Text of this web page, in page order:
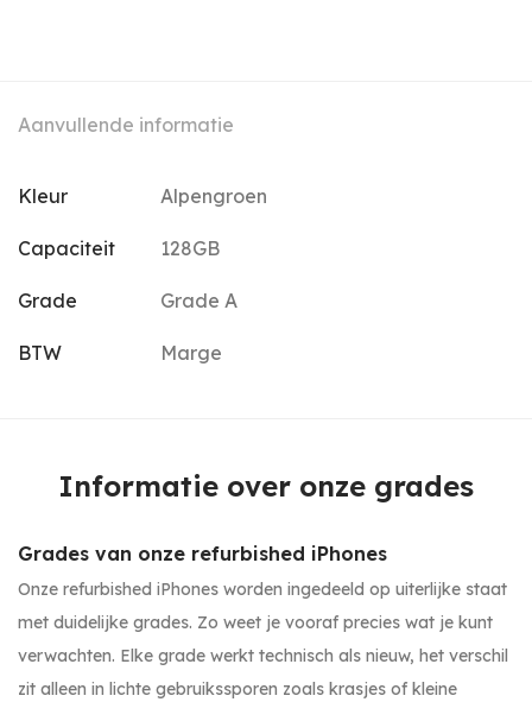
Aanvullende informatie
Kleur Alpengroen
Capaciteit 128GB
Grade Grade A
BTW Marge
Informatie over onze grades
Grades van onze refurbished iPhones
Onze refurbished iPhones worden ingedeeld op uiterlijke staat
met duidelijke grades. Zo weet je vooraf precies wat je kunt
verwachten. Elke grade werkt technisch als nieuw, het verschil
zit alleen in lichte gebruikssporen zoals krasjes of kleine